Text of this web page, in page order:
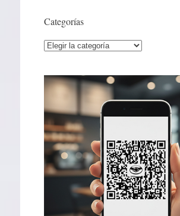
Categorías
Categorías